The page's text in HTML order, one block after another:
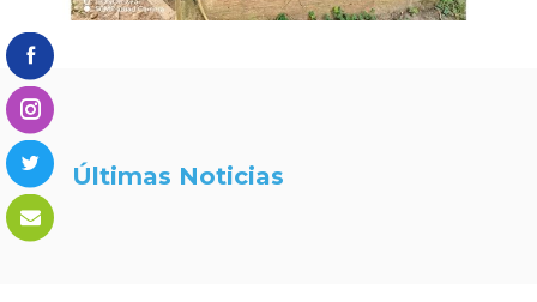
Últimas Noticias